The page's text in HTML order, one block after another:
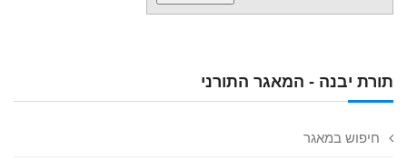
תורת יבנה - המאגר התורני
חיפוש במאגר